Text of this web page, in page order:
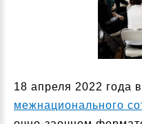
18 апреля 2022 года в
межнационального